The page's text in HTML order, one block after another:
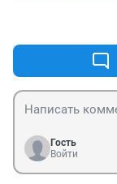
Гость
Войти